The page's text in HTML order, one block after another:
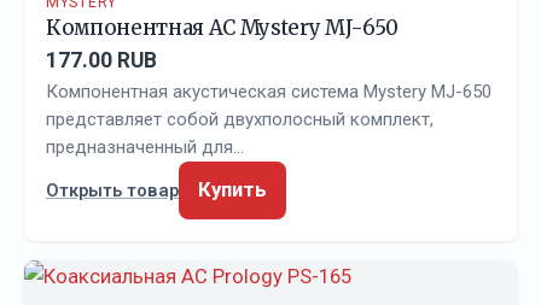
Компонентная АС Mystery MJ-650
177.00 RUB
Компонентная акустическая система Mystery MJ-650
представляет собой двухполосный комплект,
предназначенный для…
Открыть товар
Купить